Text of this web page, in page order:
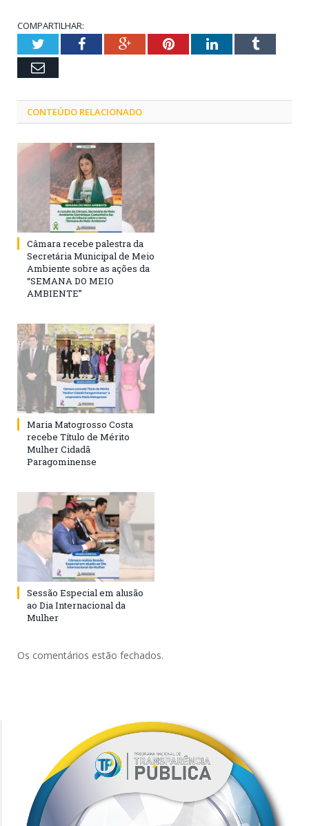
COMPARTILHAR:
TwitterFacebookGoogle+PinterestLinkedInTumblr
Email
CONTEÚDO RELACIONADO
Câmara recebe palestra da
Secretária Municipal de Meio
Ambiente sobre as ações da
“SEMANA DO MEIO
AMBIENTE”
Maria Matogrosso Costa
recebe Título de Mérito
Mulher Cidadã
Paragominense
Sessão Especial em alusão
ao Dia Internacional da
Mulher
Os comentários estão fechados.